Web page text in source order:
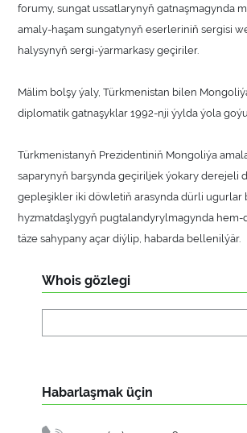
forumy, sungat ussatlarynyň gatnaşmagynda
amaly-haşam sungatynyň eserleriniň sergisi
halysynyň sergi-ýarmarkasy geçiriler.
Mälim bolşy ýaly, Türkmenistan bilen
diplomatik gatnaşyklar 1992-nji ýylda ýola
Türkmenistanyň Prezidentiniň Mongoliýa
saparynyň barşynda geçiriljek ýokary derejeli
gepleşikler iki döwletiň arasynda dürli ugurlar
hyzmatdaşlygyň pugtalandyrylmagynda
täze sahypany açar diýlip, habarda bellenilýär.
Whois gözlegi
Habarlaşmak üçin